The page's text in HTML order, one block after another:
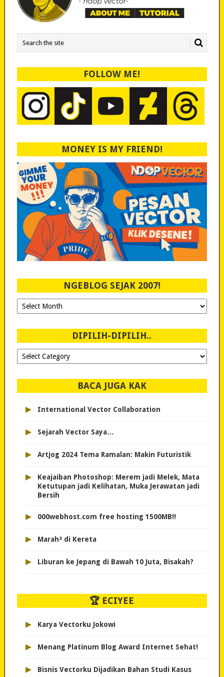
FOLLOW ME!
MONEY IS MY FRIEND!
NGEBLOG SEJAK 2007!
Ngeblog
Sejak
DIPILIH-DIPILIH..
Dipilih-
dipilih..
BACA JUGA KAK
▸ International Vector Collaboration
▸ Sejarah Vector Saya…
▸ Artjog 2024 Tema Ramalan: Makin Futuristik
▸
Keajaiban Photoshop: Merem jadi Melek, Mata
Ketutupan jadi Kelihatan, Muka Jerawatan jadi
Bersih
▸ 000webhost.com free hosting 1500MB!!
▸ Marah² di Kereta
▸ Liburan ke Jepang di Bawah 10 Juta, Bisakah?
🏆 ECIYEE
▸ Karya Vectorku Jokowi
▸ Menang Platinum Blog Award Internet Sehat!
▸ Bisnis Vectorku Dijadikan Bahan Studi Kasus